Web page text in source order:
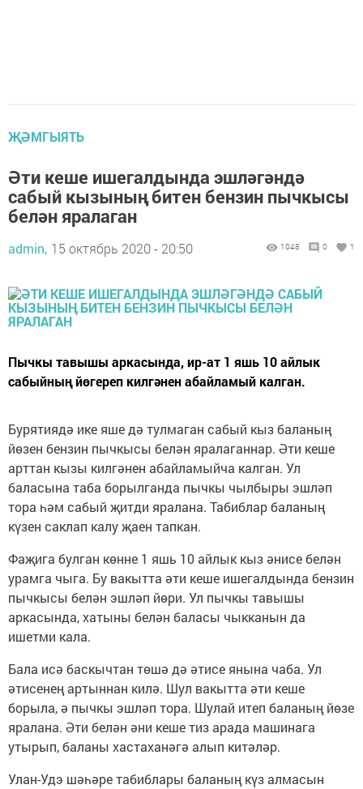
ҖӘМГЫЯТЬ
Әти кеше ишегалдында эшләгәндә
сабый кызының битен бензин пычкысы
белән яралаган
admin, 15 октябрь 2020 - 20:50 1048 0 1
Пычкы тавышы аркасында, ир-ат 1 яшь 10 айлык
сабыйның йөгереп килгәнен абайламый калган.
Бурятиядә ике яше дә тулмаган сабый кыз баланың
йөзен бензин пычкысы белән яралаганнар. Әти кеше
арттан кызы килгәнен абайламыйча калган. Ул
баласына таба борылганда пычкы чылбыры эшләп
тора һәм сабый җитди яралана. Табиблар баланың
күзен саклап калу җаен тапкан.
Фаҗига булган көнне 1 яшь 10 айлык кыз әнисе белән
урамга чыга. Бу вакытта әти кеше ишегалдында бензин
пычкысы белән эшләп йөри. Ул пычкы тавышы
аркасында, хатыны белән баласы чыкканын да
ишетми кала.
Бала исә баскычтан төшә дә әтисе янына чаба. Ул
әтисенең артыннан килә. Шул вакытта әти кеше
борыла, ә пычкы эшләп тора. Шулай итеп баланың йөзе
яралана. Әти белән әни кеше тиз арада машинага
утырып, баланы хастаханәгә алып китәләр.
Улан-Удэ шәһәре табиблары баланың күз алмасын